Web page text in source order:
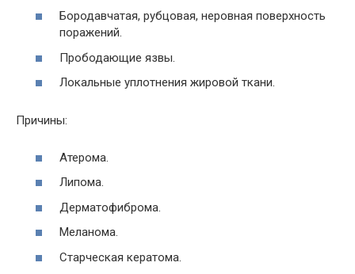
Бородавчатая, рубцовая, неровная поверхность
поражений.
Прободающие язвы.
Локальные уплотнения жировой ткани.
Причины:
Атерома.
Липома.
Дерматофиброма.
Меланома.
Старческая кератома.